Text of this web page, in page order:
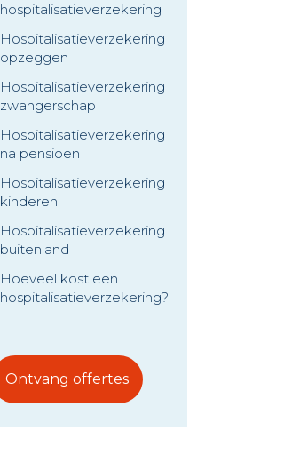
hospitalisatieverzekering
Hospitalisatieverzekering
opzeggen
Hospitalisatieverzekering
zwangerschap
Hospitalisatieverzekering
na pensioen
Hospitalisatieverzekering
kinderen
Hospitalisatieverzekering
buitenland
Hoeveel kost een
hospitalisatieverzekering?
Ontvang offertes